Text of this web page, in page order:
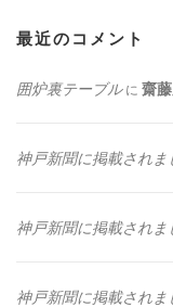
最近のコメント
囲炉裏テーブルに 齋
神戸新聞に掲載されま
神戸新聞に掲載されま
神戸新聞に掲載されま